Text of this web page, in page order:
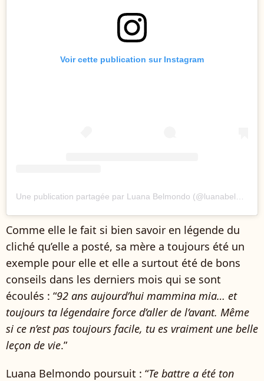
Voir cette publication sur Instagram
Comme elle le fait si bien savoir en légende du
cliché qu’elle a posté, sa mère a toujours été un
exemple pour elle et elle a surtout été de bons
conseils dans les derniers mois qui se sont
écoulés : “92 ans aujourd’hui mammina mia… et
toujours ta légendaire force d’aller de l’avant. Même
si ce n’est pas toujours facile, tu es vraiment une belle
leçon de vie.”
Luana Belmondo poursuit : “Te battre a été ton